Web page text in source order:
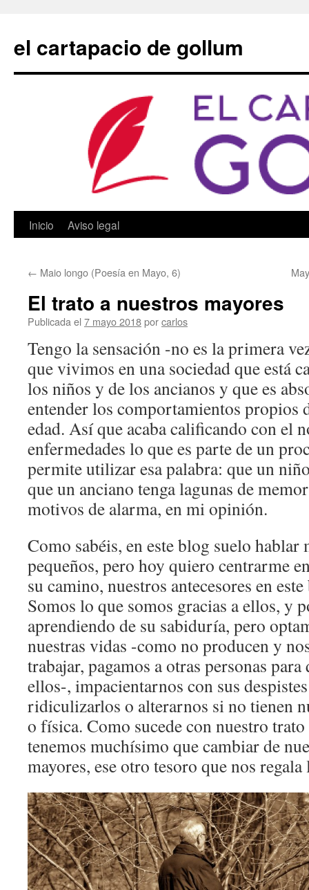
contenido
el cartapacio de gollum
Inicio Aviso legal
← Maio longo (Poesía en Mayo, 6)
El trato a nuestros mayores
Publicada el 7 mayo 2018porcarlos
Tengo la sensación -no es la primera
que vivimos en una sociedad que está
los niños y de los ancianos y que es
entender los comportamientos propios
edad. Así que acaba calificando con el
enfermedades lo que es parte de un
permite utilizar esa palabra: que un
que un anciano tenga lagunas de
motivos de alarma, en mi opinión.
Como sabéis, en este blog suelo hablar
pequeños, pero hoy quiero centrarme
su camino, nuestros antecesores en
Somos lo que somos gracias a ellos, y
aprendiendo de su sabiduría, pero
nuestras vidas -como no producen y
trabajar, pagamos a otras personas para
ellos-, impacientarnos con sus
ridiculizarlos o alterarnos si no tienen
o física. Como sucede con nuestro
tenemos muchísimo que cambiar de
mayores, ese otro tesoro que nos